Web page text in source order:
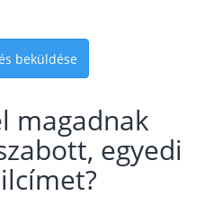
beküldése
magadnak
egyedi